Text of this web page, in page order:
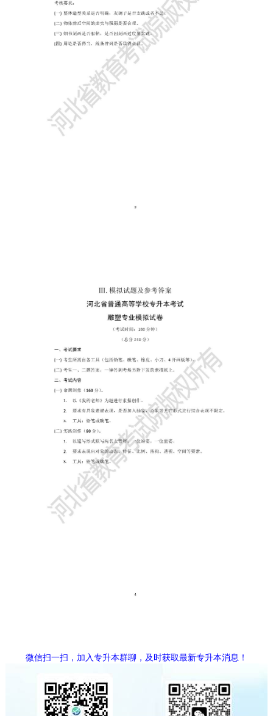
微信扫一扫，加入专升本群聊，及时获取最新专升本消息！